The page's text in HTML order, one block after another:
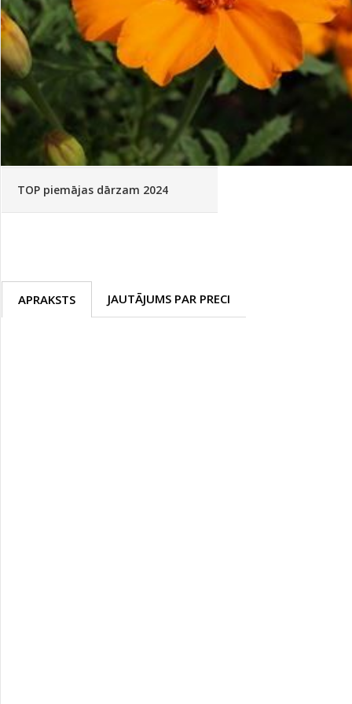
Palīglīdzekļi augu audzēšanai (72)
Klientu Diena
Novatec - izcils mēslošanai arī
sezonas otrajā pusē!
Piedāvājums ābeļdārziem
TOP piemājas dārzam 2024
APRAKSTS JAUTĀJUMS PAR PRECI